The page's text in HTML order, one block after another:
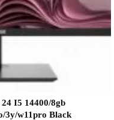
I5 14400/8gb
3y/w11pro Black